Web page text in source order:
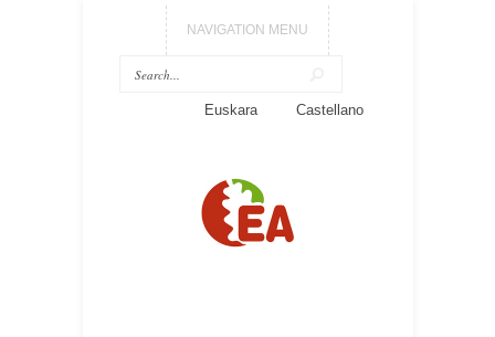
NAVIGATION MENU
Euskara Castellano